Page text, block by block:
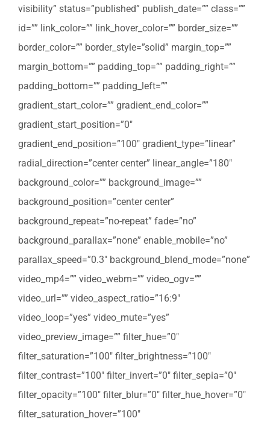
visibility” status=”published” publish_date=”” class=””
id=”” link_color=”” link_hover_color=”” border_size=””
border_color=”” border_style=”solid” margin_top=””
margin_bottom=”” padding_top=”” padding_right=””
padding_bottom=”” padding_left=””
gradient_start_color=”” gradient_end_color=””
gradient_start_position=”0″
gradient_end_position=”100″ gradient_type=”linear”
radial_direction=”center center” linear_angle=”180″
background_color=”” background_image=””
background_position=”center center”
background_repeat=”no-repeat” fade=”no”
background_parallax=”none” enable_mobile=”no”
parallax_speed=”0.3″ background_blend_mode=”none”
video_mp4=”” video_webm=”” video_ogv=””
video_url=”” video_aspect_ratio=”16:9″
video_loop=”yes” video_mute=”yes”
video_preview_image=”” filter_hue=”0″
filter_saturation=”100″ filter_brightness=”100″
filter_contrast=”100″ filter_invert=”0″ filter_sepia=”0″
filter_opacity=”100″ filter_blur=”0″ filter_hue_hover=”0″
filter_saturation_hover=”100″